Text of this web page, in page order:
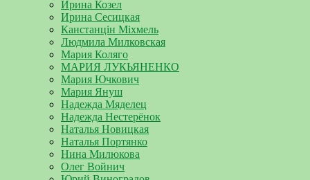
Ирина Козел
Ирина Сесицкая
Канстанцін Міхмель
Людмила Милковская
Мария Коляго
МАРИЯ ЛУКЬЯНЕНКО
Мария Ючкович
Мария Януш
Надежда Мяделец
Надежда Нестерёнок
Наталья Новицкая
Наталья Портянко
Нина Милюкова
Олег Войнич